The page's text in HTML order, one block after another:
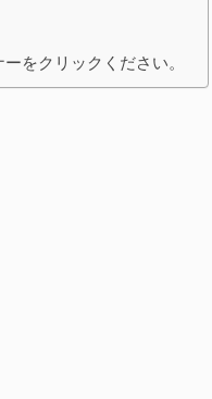
をクリックください。